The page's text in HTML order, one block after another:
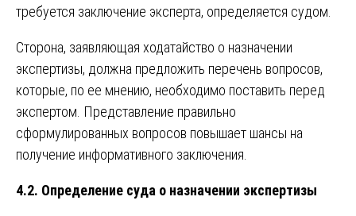
требуется заключение эксперта, определяется судом.
Сторона, заявляющая ходатайство о назначении
экспертизы, должна предложить перечень вопросов,
которые, по ее мнению, необходимо поставить перед
экспертом. Представление правильно
сформулированных вопросов повышает шансы на
получение информативного заключения.
4.2. Определение суда о назначении экспертизы